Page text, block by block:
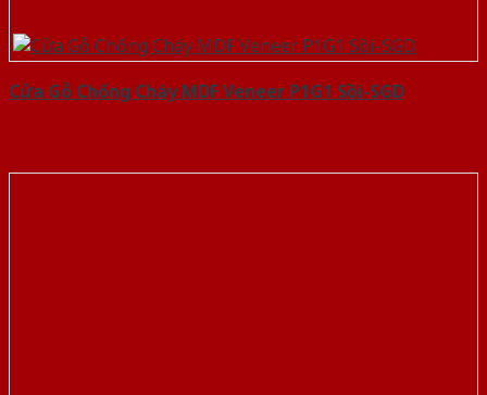
Cửa Gỗ Chống Cháy MDF Veneer P1G1 Sồi-SGD